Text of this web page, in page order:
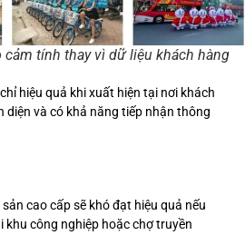
cảm tính thay vì dữ liệu khách hàng
hiệu quả khi xuất hiện tại nơi khách
diện và có khả năng tiếp nhận thông
cao cấp sẽ khó đạt hiệu quả nếu
khu công nghiệp hoặc chợ truyền